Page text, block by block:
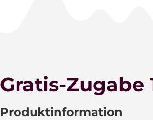
Gratis-Zugabe
Produktinformation